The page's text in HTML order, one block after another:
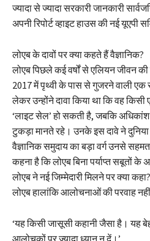
ज्यादा से ज्यादा सरकारी जानकारी
अपनी रिपोर्ट व्हाइट हाउस की नई यूएपी
लोएब के दावों पर क्या कहते हैं वैज्ञानिक?
लोएब पिछले कई वर्षों से एलियन जीवन
2017 में पृथ्वी के पास से गुजरने वाली
लेकर उन्होंने दावा किया था कि वह
‘लाइट सेल’ हो सकती है, जबकि
टुकड़ा मानते रहे। उनके इस दावे ने दुनिया
वैज्ञानिक समुदाय का बड़ा वर्ग उनसे
कहना है कि लोएब बिना पर्याप्त सबूतों के
लोएब ने नई जिम्मेदारी मिलने पर क्या कहा?
लोएब हालांकि आलोचनाओं की परवाह
‘यह किसी जासूसी कहानी जैसा है। यह